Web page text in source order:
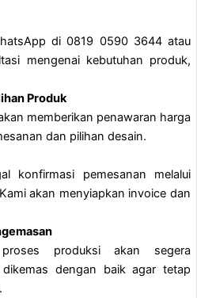
di 0819 0590 3644 atau
mengenai kebutuhan produk,
Produk
memberikan penawaran harga
dan pilihan desain.
konfirmasi pemesanan melalui
akan menyiapkan invoice dan
proses produksi akan segera
dengan baik agar tetap